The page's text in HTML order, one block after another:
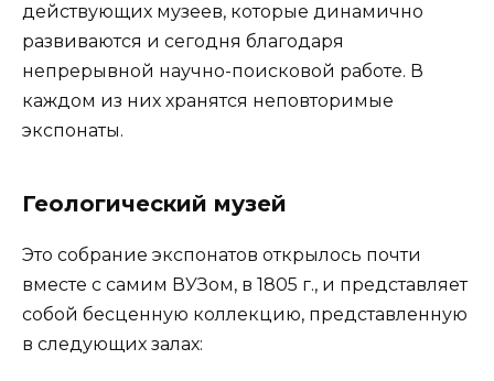
действующих музеев, которые динамично
развиваются и сегодня благодаря
непрерывной научно-поисковой работе. В
каждом из них хранятся неповторимые
экспонаты.
Геологический музей
Это собрание экспонатов открылось почти
вместе с самим ВУЗом, в 1805 г., и представляет
собой бесценную коллекцию, представленную
в следующих залах: